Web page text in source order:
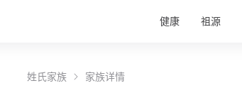
健康 祖源
姓氏家族 家族详情